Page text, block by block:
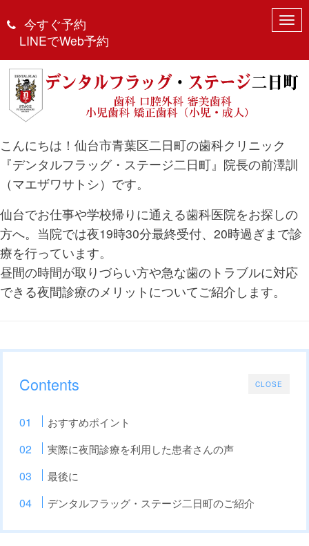
今すぐ予約
LINEでWeb予約
N
a
i
g
a
遅くまで診療しています！
April 1, 2025 5:00 pm |歯科、治療|DFS2| 0
こんにちは！仙台市青葉区二日町の歯科クリニック
『デンタルフラッグ・ステージ二日町』院長の前澤訓
（マエザワサトシ）です。
仙台でお仕事や学校帰りに通える歯科医院をお探しの
方へ。当院では夜19時30分最終受付、20時過ぎまで診
療を行っています。
昼間の時間が取りづらい方や急な歯のトラブルに対応
できる夜間診療のメリットについてご紹介します。
CLOSE
Contents
おすすめポイント
実際に夜間診療を利用した患者さんの声
最後に
デンタルフラッグ・ステージ二日町のご紹介